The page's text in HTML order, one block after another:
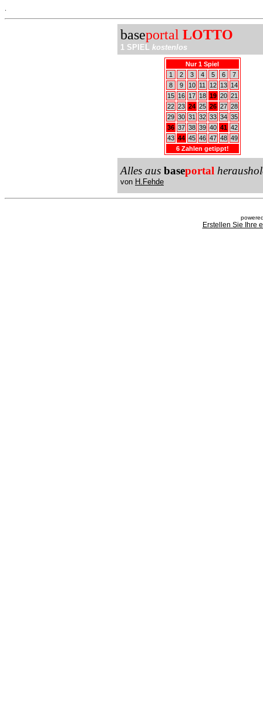
baseportal LOTTO
1 SPIEL kostenlos
Nur 1 Spiel
1
2 3 4 5 6
7
8
9 10 11 12 13
14
15
16 17 18 19 20 21
22 23 24 25 26 27 28
29 30 31 32 33 34 35
36 37 38 39 40 41 42
43 44 45 46 47 48 49
6 Zahlen getippt!
Alles aus baseportal
von H.Fehde
Erstellen Sie Ihre